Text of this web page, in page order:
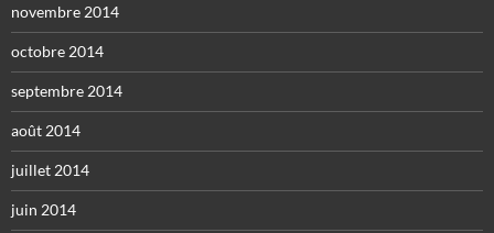
novembre 2014
octobre 2014
septembre 2014
août 2014
juillet 2014
juin 2014